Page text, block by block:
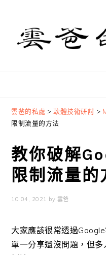
primary
navigation
content
primary
sidebar
雲爸的私處 >軟體技術研討 >
限制流量的方法
教你破解
限制流量的
10 04, 2021 by 雲爸
大家應該很常透過
單一分享還沒問題，但